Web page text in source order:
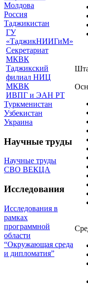
Молдова
Россия
Таджикистан
ГУ
«ТаджикНИИГиМ»
Секретариат
МКВК
Таджикский
филиал НИЦ
МКВК
ИВПГ и ЭАН РТ
Туркменистан
Узбекистан
Украина
Научные труды
Научные труды
СВО ВЕКЦА
Исследования
Исследования в
рамках
программной
области
“Окружающая среда
и дипломатия”